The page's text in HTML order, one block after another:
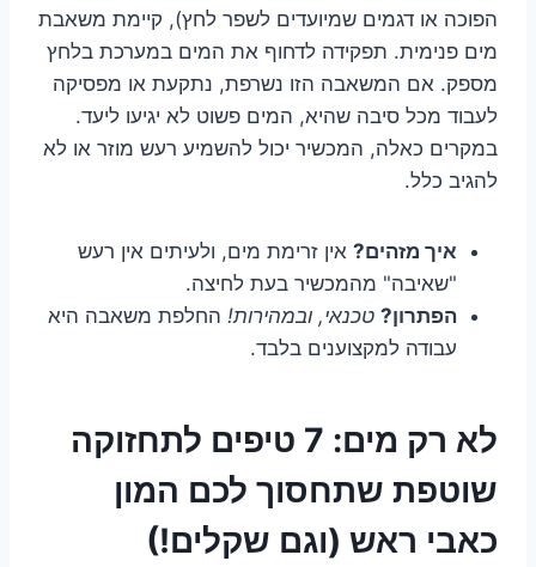
הפוכה או דגמים שמיועדים לשפר לחץ), קיימת משאבת
מים פנימית. תפקידה לדחוף את המים במערכת בלחץ
מספק. אם המשאבה הזו נשרפת, נתקעת או מפסיקה
לעבוד מכל סיבה שהיא, המים פשוט לא יגיעו ליעד.
במקרים כאלה, המכשיר יכול להשמיע רעש מוזר או לא
להגיב כלל.
איך מזהים? אין זרימת מים, ולעיתים אין רעש
"שאיבה" מהמכשיר בעת לחיצה.
הפתרון? טכנאי, ובמהירות! החלפת משאבה היא
עבודה למקצוענים בלבד.
לא רק מים: 7 טיפים לתחזוקה
שוטפת שתחסוך לכם המון
כאבי ראש (וגם שקלים!)